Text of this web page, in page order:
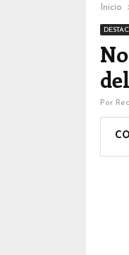
Inicio
Por